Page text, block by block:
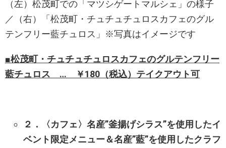
（左）松茂町での「マツシゲートマルシェ」の様子
／（右）「松茂町・チュチュチュロスカフェのグル
テンフリー藍チュロス」※写真はイメージです
■松茂町・チュチュチュロスカフェのグルテンフリー
藍チュロス … ￥180（税込）テイクアウト可
２．〈カフェ〉名産”釜揚げシラス”を使用したイ
ベント限定メニュー＆名産”藍”を使用したクラフ